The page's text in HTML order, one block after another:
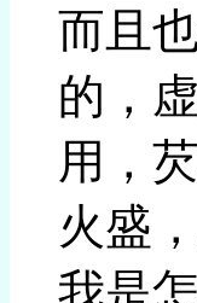
而且
的，
用，
火盛
我是